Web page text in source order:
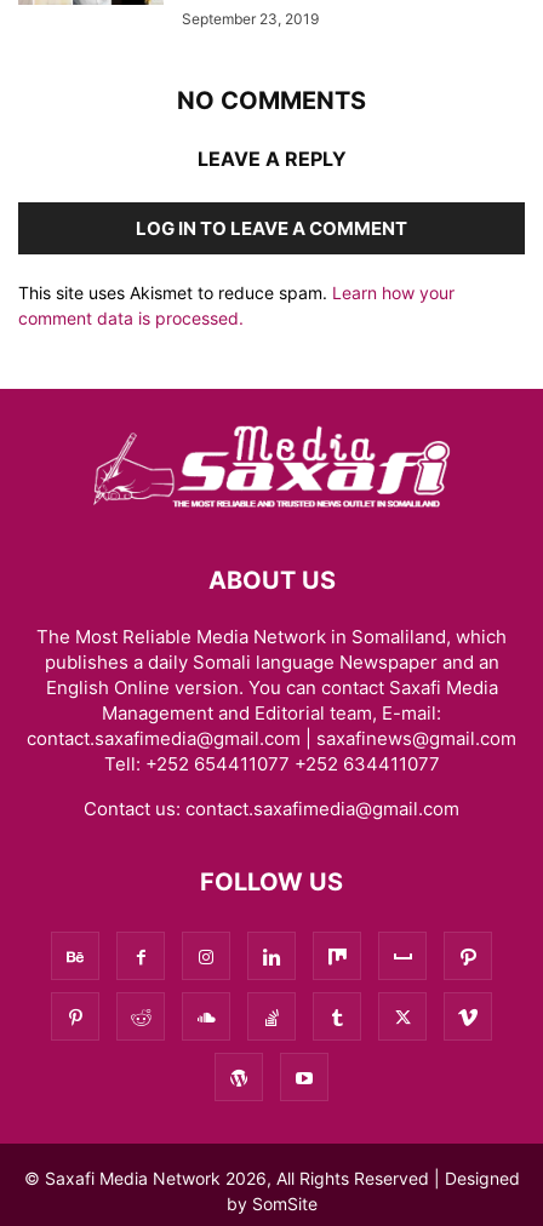
September 23, 2019
NO COMMENTS
LEAVE A REPLY
LOG IN TO LEAVE A COMMENT
This site uses Akismet to reduce spam. Learn how your
comment data is processed.
ABOUT US
The Most Reliable Media Network in Somaliland, which
publishes a daily Somali language Newspaper and an
English Online version. You can contact Saxafi Media
Management and Editorial team, E-mail:
contact.saxafimedia@gmail.com | saxafinews@gmail.com
Tell: +252 654411077 +252 634411077
Contact us: contact.saxafimedia@gmail.com
FOLLOW US
© Saxafi Media Network 2026, All Rights Reserved | Designed
by SomSite